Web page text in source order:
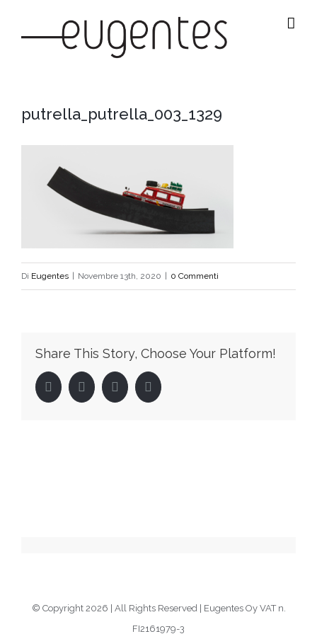
putrella_putrella_003_1329
Di Eugentes Novembre 13th, 2020 0 Commenti
Share This Story, Choose Your Platform!
FacebookTwitter LinkedInPinterest
© Copyright 2026 | All Rights Reserved | Eugentes Oy VAT n.
FI2161979-3